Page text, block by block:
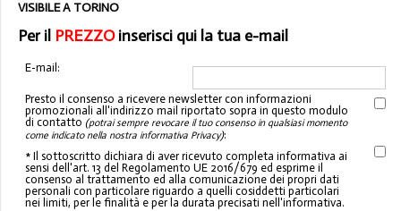
VISIBILE A TORINO
Per il PREZZOinserisci qui la tua e-mail
E-mail:
Presto il consenso a ricevere newsletter con informazioni
promozionali all'indirizzo mail riportato sopra in questo modulo
di contatto (potrai sempre revocare il tuo consenso in qualsiasi momento
come indicato nella nostra informativa Privacy):
* Il sottoscritto dichiara di aver ricevuto completa informativa ai
sensi dell'art. 13 del Regolamento UE 2016/679 ed esprime il
consenso al trattamento ed alla comunicazione dei propri dati
personali con particolare riguardo a quelli cosiddetti particolari
nei limiti, per le finalità e per la durata precisati nell'informativa.